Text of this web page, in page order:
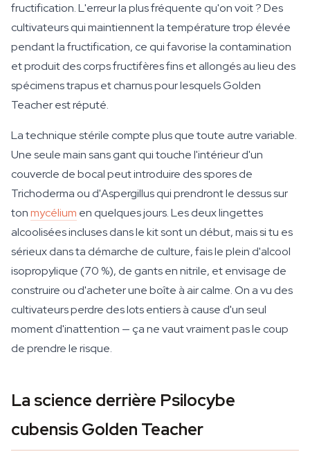
fructification. L'erreur la plus fréquente qu'on voit ? Des
cultivateurs qui maintiennent la température trop élevée
pendant la fructification, ce qui favorise la contamination
et produit des corps fructifères fins et allongés au lieu des
spécimens trapus et charnus pour lesquels Golden
Teacher est réputé.
La technique stérile compte plus que toute autre variable.
Une seule main sans gant qui touche l'intérieur d'un
couvercle de bocal peut introduire des spores de
Trichoderma ou d'Aspergillus qui prendront le dessus sur
tonmycélium en quelques jours. Les deux lingettes
alcoolisées incluses dans le kit sont un début, mais si tu es
sérieux dans ta démarche de culture, fais le plein d'alcool
isopropylique (70 %), de gants en nitrile, et envisage de
construire ou d'acheter une boîte à air calme. On a vu des
cultivateurs perdre des lots entiers à cause d'un seul
moment d'inattention — ça ne vaut vraiment pas le coup
de prendre le risque.
La science derrière Psilocybe
cubensis Golden Teacher